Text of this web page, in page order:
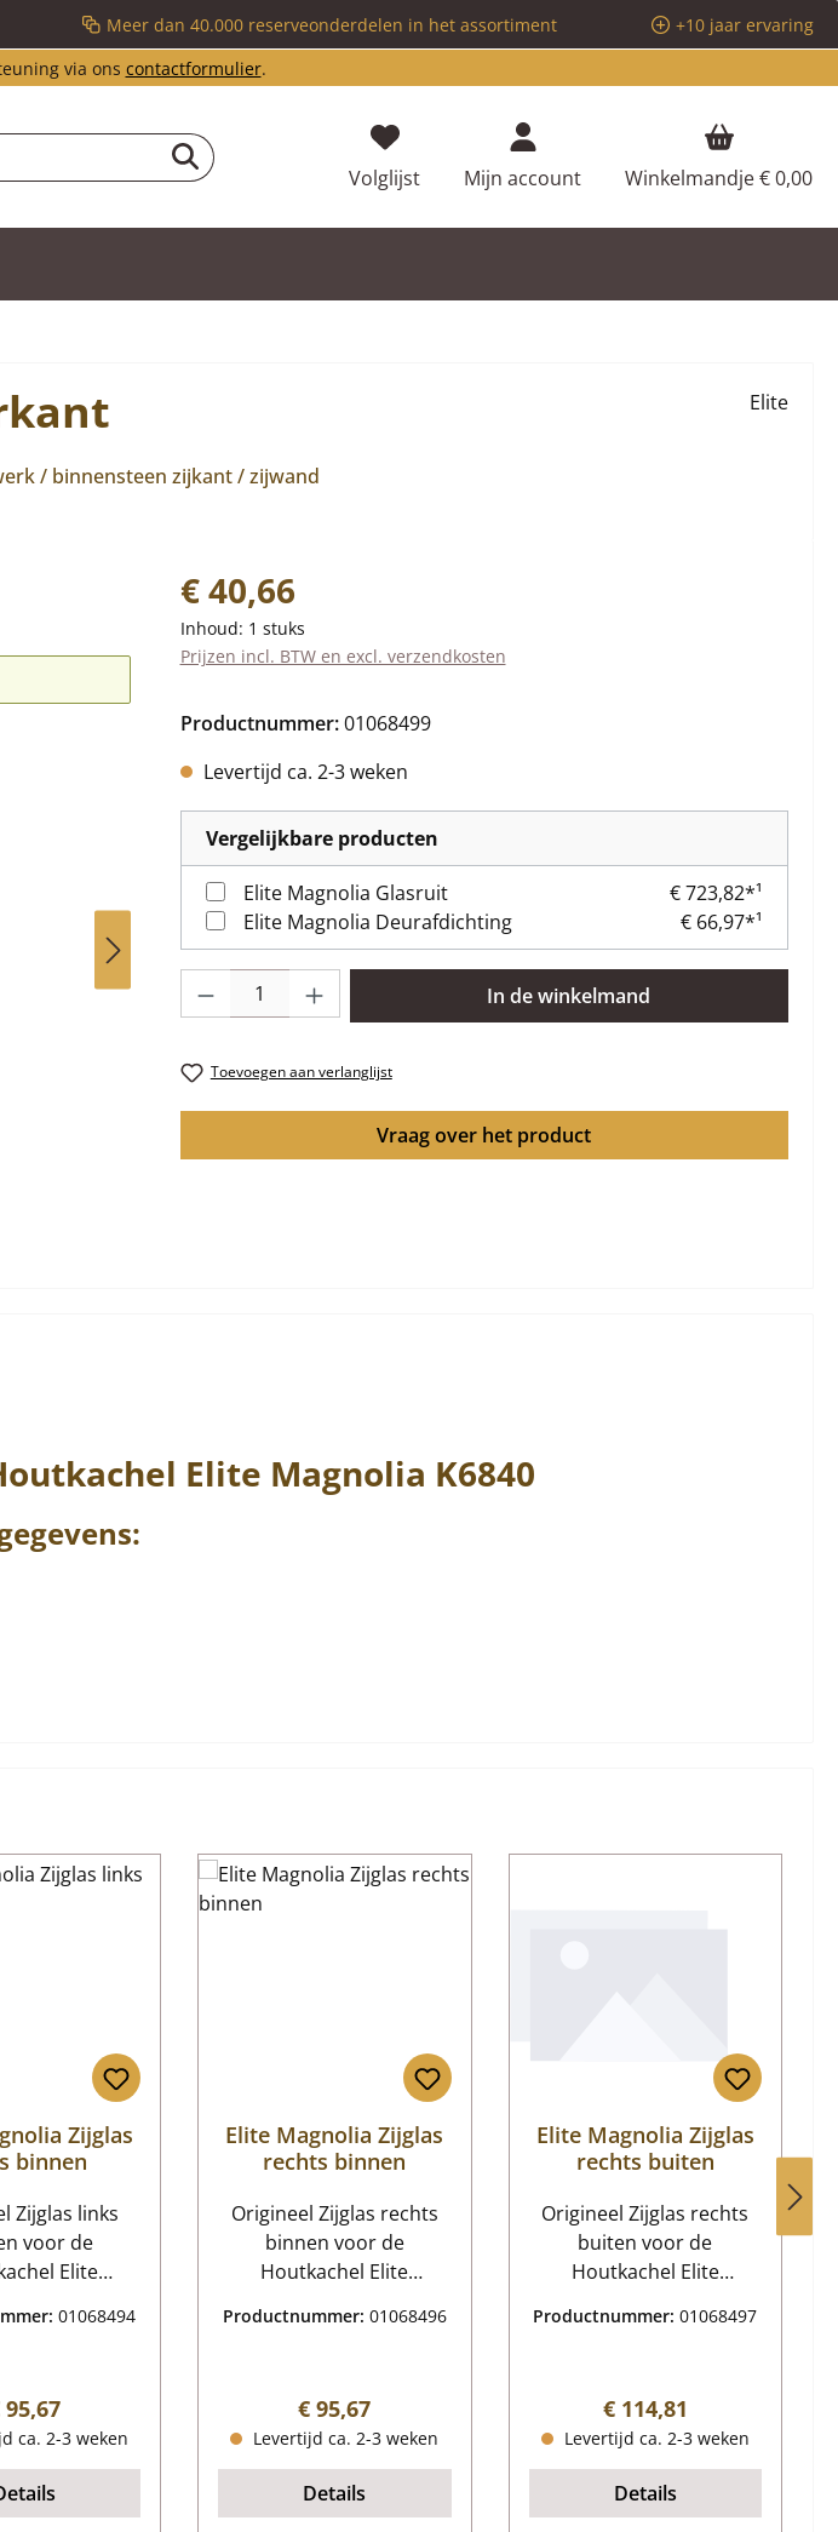
Meer dan 40.000 reserveonderdelen in het assortiment
+10 jaar ervaring
via ons contactformulier.
VolglijstJe hebt 0 items op je verlanglijstje
Mijn account Winkelmandje€ 0,00
/ binnensteen zijkant / zijwand
Elite
Normale prijs:
€ 40,66
Inhoud: 1 stuks
Prijzen incl. BTW en excl. verzendkosten
Productnummer:01068499
Levertijd ca. 2-3 weken
Vergelijkbare producten
Elite Magnolia Glasruit
€ 723,82*¹
Elite Magnolia Deurafdichting
€ 66,97*¹
Producthoeveelheid: Voer de gewenste hoeveelheid in of gebruik de knoppen
In de winkelmand
Toevoegen aan verlanglijst
Vraag over het product
Elite Magnolia K6840
Zijglas
binnen
Zijglas links
voor de
Elite
K6840 Zijglas
Vorm
01068494
prijs:
95,67
ca. 2-3 weken
Elite Magnolia Zijglas
rechts binnen
Origineel Zijglas rechts
binnen voor de
Houtkachel Elite
Magnolia K6840 Zijglas
ruit, zijkant venster Vorm
gebogen hittebestendig
Productnummer: 01068496
Normale prijs:
€ 95,67
Levertijd ca. 2-3 weken
Details
Elite Magnolia Zijglas
rechts buiten
Origineel Zijglas rechts
buiten voor de
Houtkachel Elite
Magnolia K6840 Zijglas
zijvenster Afmetingen
(B/L/H) 109 mm x 462
mm x 4 mm Vorm slechts
hittebestendig
Productnummer:01068497
Normale prijs:
€ 114,81
Levertijd ca. 2-3 weken
Details